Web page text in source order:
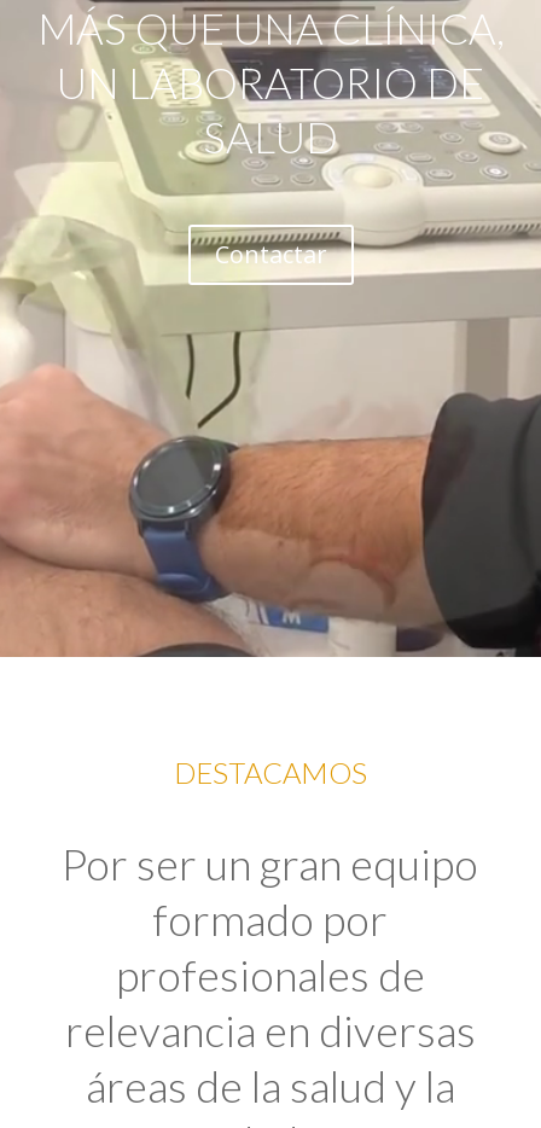
MÁS QUE UNA CLÍNICA,
UN LABORATORIO DE
SALUD
Contactar
DESTACAMOS
Por ser un gran equipo
formado por
profesionales de
relevancia en diversas
áreas de la salud y la